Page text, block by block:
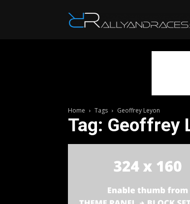
Home Tags Geoffrey Leyon
Tag: Geoffrey